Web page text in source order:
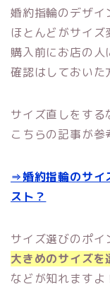
婚約指輪のデザイ
ほとんどがサイ
購入前にお店の人
確認はしておいた
サイズ直しをする
こちらの記事が参
⇒婚約指輪のサイ
スト？
サイズ選びのポイ
大きめのサイズ
などが知れますよ